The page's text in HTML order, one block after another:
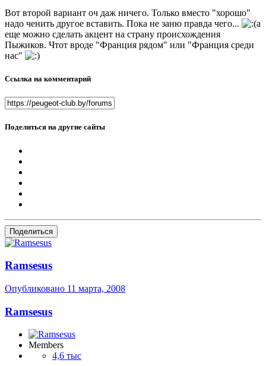
Вот второй вариант оч даж ничего. Только вместо "хорошо"
надо ченить другое вставить. Пока не заню правда чего...
а
еще можно сделать акцент на страну происхождения
Пыжиков. Чтот вроде "Франция рядом" или "Франция среди
нас"
Ссылка на комментарий
Поделиться на другие сайты
Поделиться
Ramsesus
Опубликовано 11 марта, 2008
Ramsesus
Members
4,6 тыс